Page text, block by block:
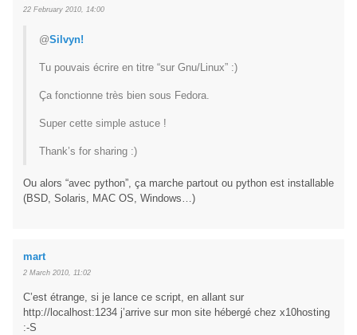
22 February 2010, 14:00
@Silvyn!
Tu pouvais écrire en titre “sur Gnu/Linux” :)
Ça fonctionne très bien sous Fedora.
Super cette simple astuce !
Thank’s for sharing :)
Ou alors “avec python”, ça marche partout ou python est installable
(BSD, Solaris, MAC OS, Windows…)
mart
2 March 2010, 11:02
C’est étrange, si je lance ce script, en allant sur
http://localhost:1234 j’arrive sur mon site hébergé chez x10hosting
:-S